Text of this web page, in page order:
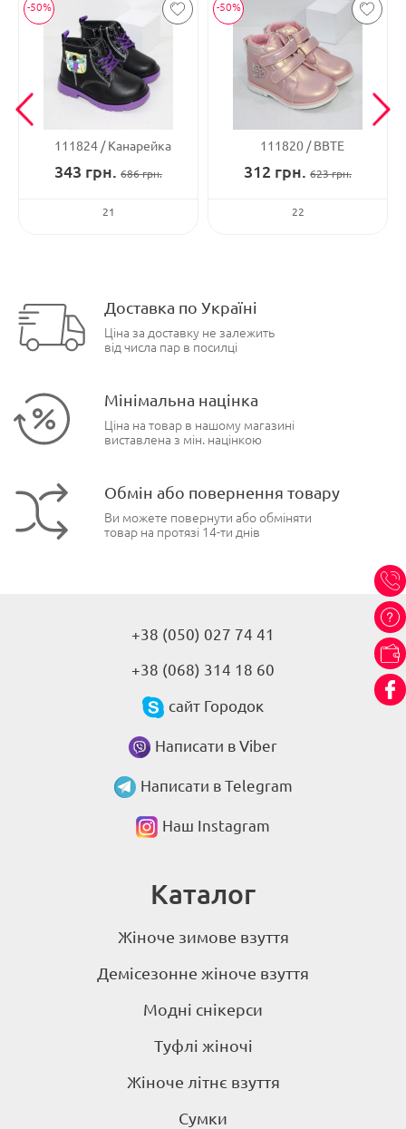
-50%
111824 Канарейка
343 грн. 686грн.
21
-50%
111820 ВВТЕ
312 грн. 623грн.
22
Доставка по Україні
Ціна за доставку не залежить
від числа пар в посилці
Мінімальна націнка
Ціна на товар в нашому магазині
виставлена з мін. націнкою
Обмін або повернення товару
Ви можете повернути або обміняти
товар на протязі 14-ти днів
+38 (050) 027 74 41
+38 (068) 314 18 60
сайт Городок
Написати в Viber
Написати в Telegram
Наш Instagram
Каталог
Жіноче зимове взуття
Демісезонне жіноче взуття
Модні снікерси
Туфлі жіночі
Жіноче літнє взуття
Сумки